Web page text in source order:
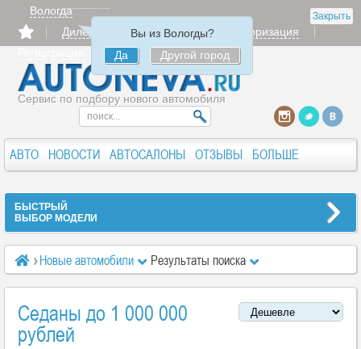
Закрыть
Вологда
Вы из Вологды?
Да
Другой город
Дилерам Продать
Авторизация
Сервис по подбору нового автомобиля
АВТО НОВОСТИ АВТОСАЛОНЫ ОТЗЫВЫ БОЛЬШЕ
БЫСТРЫЙ
ВЫБОР МОДЕЛИ
Новые автомобили Результаты поиска
Седаны до 1 000 000
рублей